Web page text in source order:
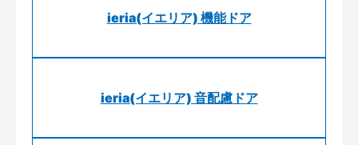
ieria(イエリア) 機能ドア
ieria(イエリア) 音配慮ドア